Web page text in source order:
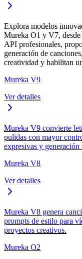
Explora modelos
Mureka O1 y V7, desde
API profesionales,
generación de
creatividad y habilitan
Mureka V9
Ver detalles
Mureka V9 convierte
pulidas con mayor
expresivas y generación
Mureka V8
Ver detalles
Mureka V8 genera
prompts de estilo para
proyectos creativos.
Mureka O2